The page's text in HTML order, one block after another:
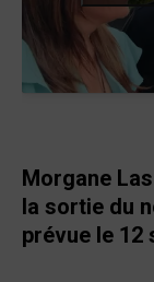
Morgane
la sortie du
prévue le 12